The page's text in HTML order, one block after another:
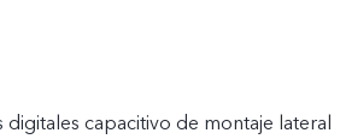
digitales capacitivo de montaje lateral